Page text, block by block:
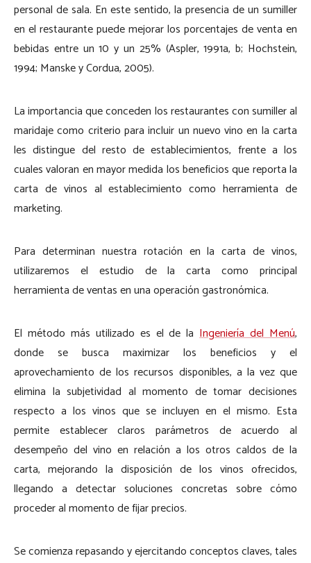
personal de sala. En este sentido, la presencia de un sumiller
en el restaurante puede mejorar los porcentajes de venta en
bebidas entre un 10 y un 25% (Aspler, 1991a, b; Hochstein,
1994; Manske y Cordua, 2005).
La importancia que conceden los restaurantes con sumiller al
maridaje como criterio para incluir un nuevo vino en la carta
les distingue del resto de establecimientos, frente a los
cuales valoran en mayor medida los beneficios que reporta la
carta de vinos al establecimiento como herramienta de
marketing.
Para determinan nuestra rotación en la carta de vinos,
utilizaremos el estudio de la carta como principal
herramienta de ventas en una operación gastronómica.
El método más utilizado es el de laIngeniería del Menú,
donde se busca maximizar los beneficios y el
aprovechamiento de los recursos disponibles, a la vez que
elimina la subjetividad al momento de tomar decisiones
respecto a los vinos que se incluyen en el mismo. Esta
permite establecer claros parámetros de acuerdo al
desempeño del vino en relación a los otros caldos de la
carta, mejorando la disposición de los vinos ofrecidos,
llegando a detectar soluciones concretas sobre cómo
proceder al momento de fijar precios.
Se comienza repasando y ejercitando conceptos claves, tales